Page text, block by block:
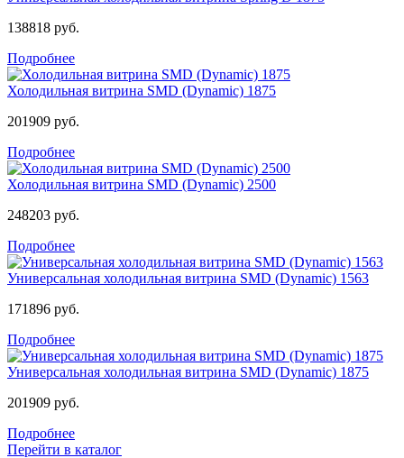
138818 руб.
Подробнее
Холодильная витрина SMD (Dynamic) 1875
201909 руб.
Подробнее
Холодильная витрина SMD (Dynamic) 2500
248203 руб.
Подробнее
Универсальная холодильная витрина SMD (Dynamic) 1563
171896 руб.
Подробнее
Универсальная холодильная витрина SMD (Dynamic) 1875
201909 руб.
Подробнее
Перейти в каталог